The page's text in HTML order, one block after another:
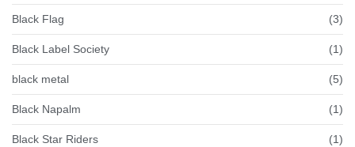
Black Flag (3)
Black Label Society (1)
black metal (5)
Black Napalm (1)
Black Star Riders (1)